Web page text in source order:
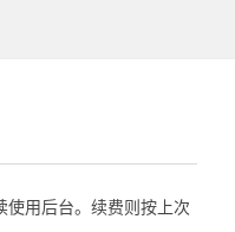
使用后台。续费则按上次